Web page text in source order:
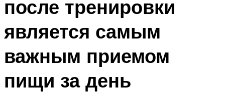
после тренировки
является самым
важным приемом
пищи за день